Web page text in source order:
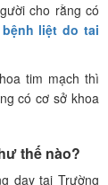
cho rằng có
bệnh liệt do tai
tim mạch thì
có cơ sở khoa
thế nào?
dạy tại Trường